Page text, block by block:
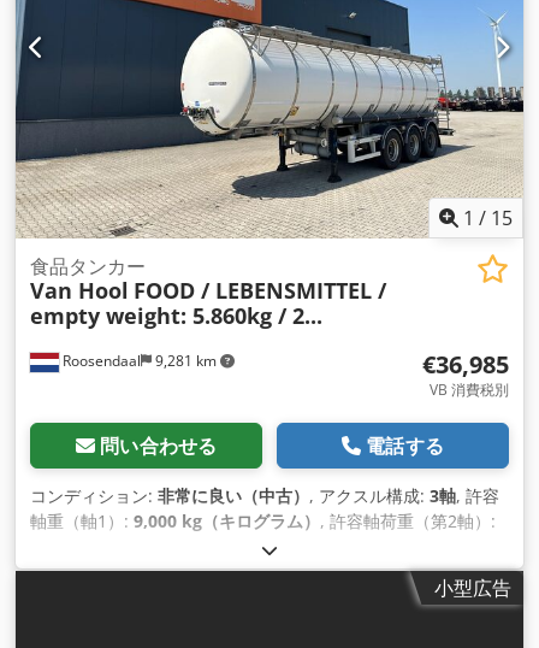
1 / 15
Roosendaal 9,281 km
食品タンカー
Van Hool FOOD / LEBENSMITTEL /
empty weight: 5.860kg / 2...
€36,985
VB 消費税別
問い合わせる 電話する
コンディション: 非常に良い（中古） , アクスル構成: 3軸, 許容
軸重（軸1）: 9,000 kg（キログラム） , 許容軸荷重（第2軸）:
, 許容軸荷重（軸3）:
グラム）, 初回登録:05/2014, 荷室長:11,150 mm, 荷室幅:
, 積載スペース容量:30 m³, 全
小型広告